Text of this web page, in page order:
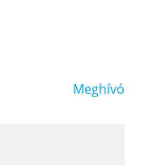
Meghívó